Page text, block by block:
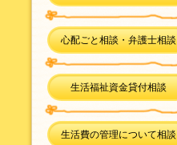
心配ごと相談・弁護士相談
生活福祉資金貸付相談
生活費の管理について相談